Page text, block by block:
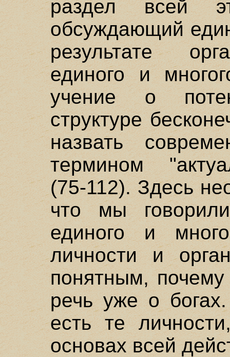
раздел всей
обсуждающий
результате
единого и
учение о
структуре
назвать
термином
(75-112). Здесь
что мы
единого и
личности и
понятным,
речь уже о
есть те
основах всей